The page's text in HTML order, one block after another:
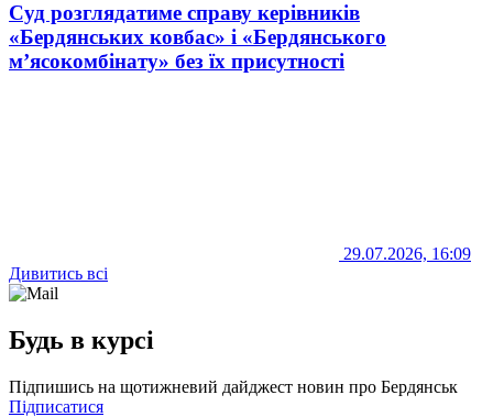
Суд розглядатиме справу керівників
«Бердянських ковбас» і «Бердянського
м’ясокомбінату» без їх присутності
29.07.2026, 16:09
Дивитись всі
Будь в курсі
Підпишись на щотижневий дайджест новин про Бердянськ
Підписатися